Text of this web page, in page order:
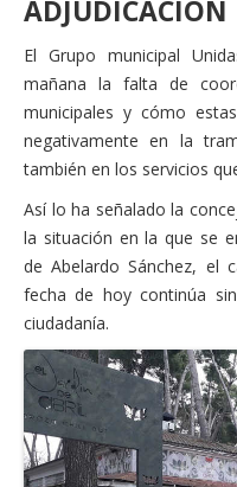
Actas Asamblea
Contacto
Financiación
ADJUDICACIÓN
El Grupo municipal
mañana la falta de
municipales y cómo
negativamente en la
también en los servicios
Así lo ha señalado la
la situación en la que se
de Abelardo Sánchez, el
fecha de hoy continúa
ciudadanía.